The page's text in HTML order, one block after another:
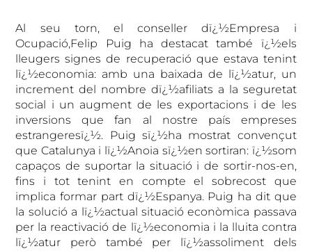
Al seu torn, el conseller dï¿½Empresa i
Ocupació,Felip Puig ha destacat també ï¿½els
lleugers signes de recuperació que estava tenint
lï¿½economia: amb una baixada de lï¿½atur, un
increment del nombre dï¿½afiliats a la seguretat
social i un augment de les exportacions i de les
inversions que fan al nostre país empreses
estrangeresï¿½. Puig sï¿½ha mostrat convençut
que Catalunya i lï¿½Anoia sï¿½en sortiran: ï¿½som
capaços de suportar la situació i de sortir-nos-en,
fins i tot tenint en compte el sobrecost que
implica formar part dï¿½Espanya. Puig ha dit que
la solució a lï¿½actual situació econòmica passava
per la reactivació de lï¿½economia i la lluita contra
lï¿½atur però també per lï¿½assoliment dels